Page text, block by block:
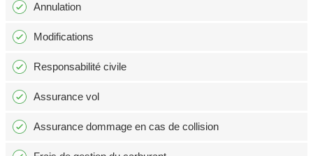
Annulation
Modifications
Responsabilité civile
Assurance vol
Assurance dommage en cas de collision